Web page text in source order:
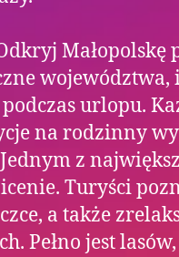
województwa,
urlopu.
na rodzinny
z
Turyści
a także
Pełno jest